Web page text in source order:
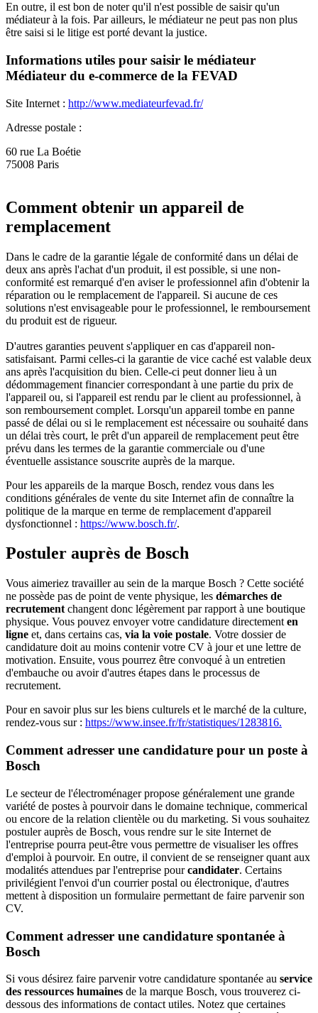
En outre, il est bon de noter qu'il n'est possible de saisir qu'un
médiateur à la fois. Par ailleurs, le médiateur ne peut pas non plus
être saisi si le litige est porté devant la justice.
Informations utiles pour saisir le médiateur
Médiateur du e-commerce de la FEVAD
Site Internet : http://www.mediateurfevad.fr/
Adresse postale :
60 rue La Boétie
75008 Paris
Comment obtenir un appareil de
remplacement
Dans le cadre de la garantie légale de conformité dans un délai de
deux ans après l'achat d'un produit, il est possible, si une non-
conformité est remarqué d'en aviser le professionnel afin d'obtenir la
réparation ou le remplacement de l'appareil. Si aucune de ces
solutions n'est envisageable pour le professionnel, le remboursement
du produit est de rigueur.
D'autres garanties peuvent s'appliquer en cas d'appareil non-
satisfaisant. Parmi celles-ci la garantie de vice caché est valable deux
ans après l'acquisition du bien. Celle-ci peut donner lieu à un
dédommagement financier correspondant à une partie du prix de
l'appareil ou, si l'appareil est rendu par le client au professionnel, à
son remboursement complet. Lorsqu'un appareil tombe en panne
passé de délai ou si le remplacement est nécessaire ou souhaité dans
un délai très court, le prêt d'un appareil de remplacement peut être
prévu dans les termes de la garantie commerciale ou d'une
éventuelle assistance souscrite auprès de la marque.
Pour les appareils de la marque Bosch, rendez vous dans les
conditions générales de vente du site Internet afin de connaître la
politique de la marque en terme de remplacement d'appareil
dysfonctionnel : https://www.bosch.fr/.
Postuler auprès de Bosch
Vous aimeriez travailler au sein de la marque Bosch ? Cette société
ne possède pas de point de vente physique, les démarches de
recrutement changent donc légèrement par rapport à une boutique
physique. Vous pouvez envoyer votre candidature directement en
ligne et, dans certains cas, via la voie postale. Votre dossier de
candidature doit au moins contenir votre CV à jour et une lettre de
motivation. Ensuite, vous pourrez être convoqué à un entretien
d'embauche ou avoir d'autres étapes dans le processus de
recrutement.
Pour en savoir plus sur les biens culturels et le marché de la culture,
rendez-vous sur : https://www.insee.fr/fr/statistiques/1283816.
Comment adresser une candidature pour un poste à
Bosch
Le secteur de l'électroménager propose généralement une grande
variété de postes à pourvoir dans le domaine technique, commerical
ou encore de la relation clientèle ou du marketing. Si vous souhaitez
postuler auprès de Bosch, vous rendre sur le site Internet de
l'entreprise pourra peut-être vous permettre de visualiser les offres
d'emploi à pourvoir. En outre, il convient de se renseigner quant aux
modalités attendues par l'entreprise pourcandidater. Certains
privilégient l'envoi d'un courrier postal ou électronique, d'autres
mettent à disposition un formulaire permettant de faire parvenir son
CV.
Comment adresser une candidature spontanée à
Bosch
Si vous désirez faire parvenir votre candidature spontanée au service
des ressources humaines de la marque Bosch, vous trouverez ci-
dessous des informations de contact utiles. Notez que certaines